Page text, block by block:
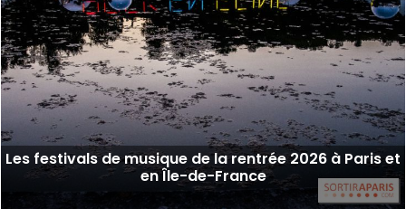
Les festivals de musique de la rentrée 2026 à Paris et
en Île-de-France